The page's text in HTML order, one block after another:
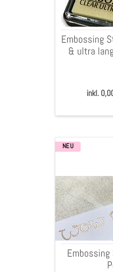
langsam
trocknend",
6,5
x
9,5
Embossing
& ultra
inkl.
Embossing
Embossing
Pen
klar
NEU